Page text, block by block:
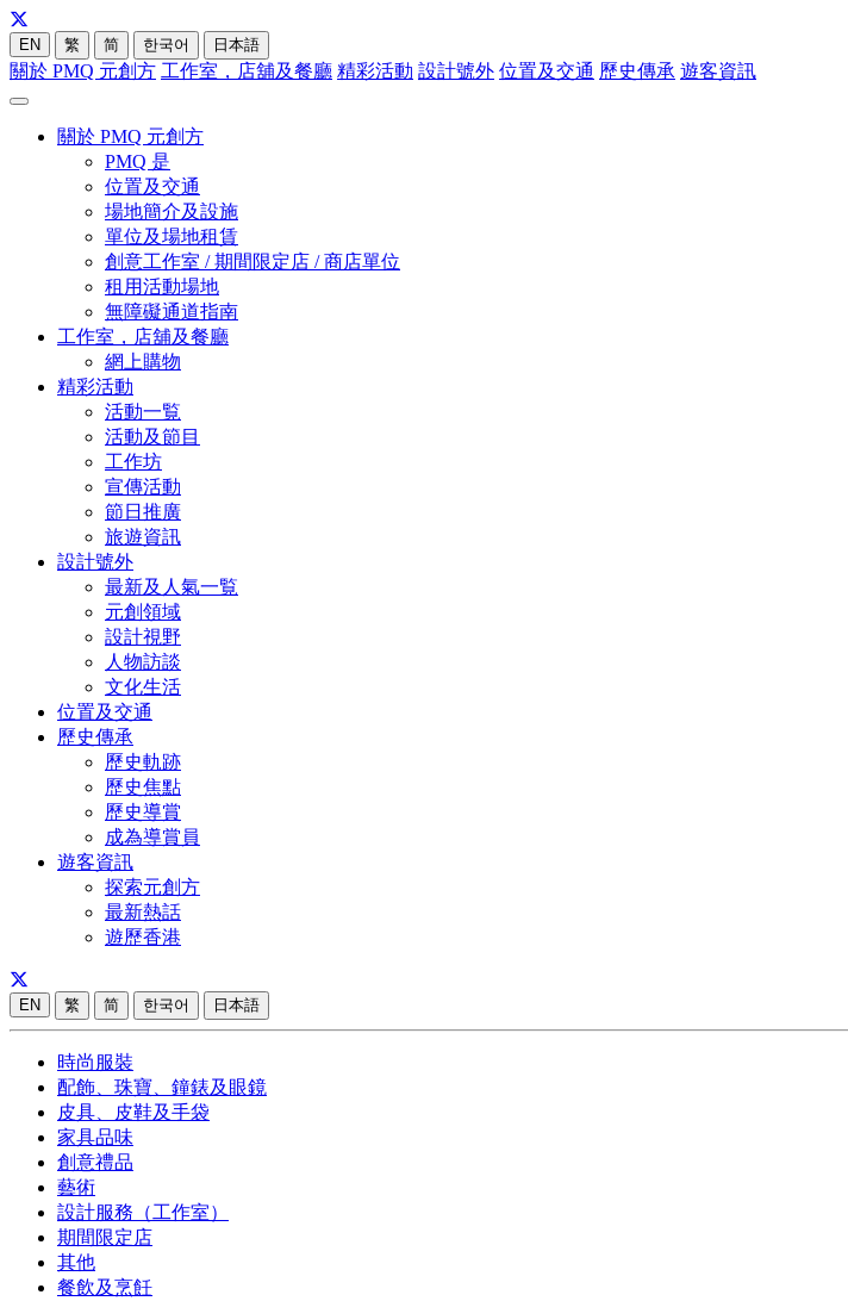
EN 繁 简 한국어 日本語
關於 PMQ 元創方 工作室，店舖及餐廳 精彩活動 設計號外 位置及交通 歷史傳承 遊客資訊
關於 PMQ 元創方
PMQ 是
位置及交通
場地簡介及設施
單位及場地租賃
創意工作室 / 期間限定店 / 商店單位
租用活動場地
無障礙通道指南
工作室，店舖及餐廳
網上購物
精彩活動
活動一覧
活動及節目
工作坊
宣傳活動
節日推廣
旅遊資訊
設計號外
最新及人氣一覧
元創領域
設計視野
人物訪談
文化生活
位置及交通
歷史傳承
歷史軌跡
歷史焦點
歷史導賞
成為導賞員
遊客資訊
探索元創方
最新熱話
遊歷香港
EN 繁 简 한국어 日本語
時尚服裝
配飾、珠寶、鐘錶及眼鏡
皮具、皮鞋及手袋
家具品味
創意禮品
藝術
設計服務（工作室）
期間限定店
其他
餐飲及烹飪